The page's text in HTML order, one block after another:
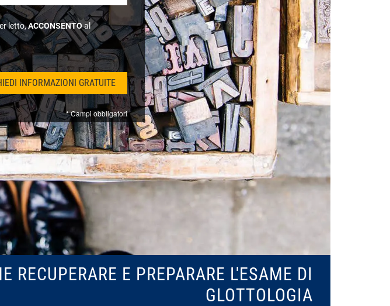
letto,ACCONSENTOal
* Campi obbligatori
RECUPERARE E PREPARARE L'ESAME DI
GLOTTOLOGIA